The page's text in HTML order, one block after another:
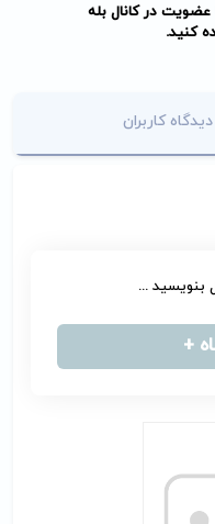
در کانال بله
کنید.
دیدگاه کاربران
بنویسید ...
+